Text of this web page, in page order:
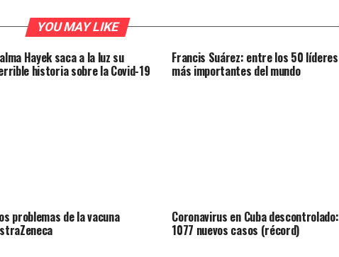
YOU MAY LIKE
Hayek saca a la luz su
historia sobre la Covid-19
Francis Suárez: entre los 50 líderes
más importantes del mundo
problemas de la vacuna Coronavirus en Cuba descontrolado:
1077 nuevos casos (récord)